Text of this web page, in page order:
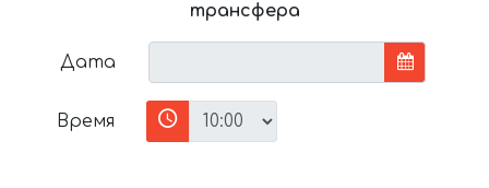
трансфера
Дата
Время